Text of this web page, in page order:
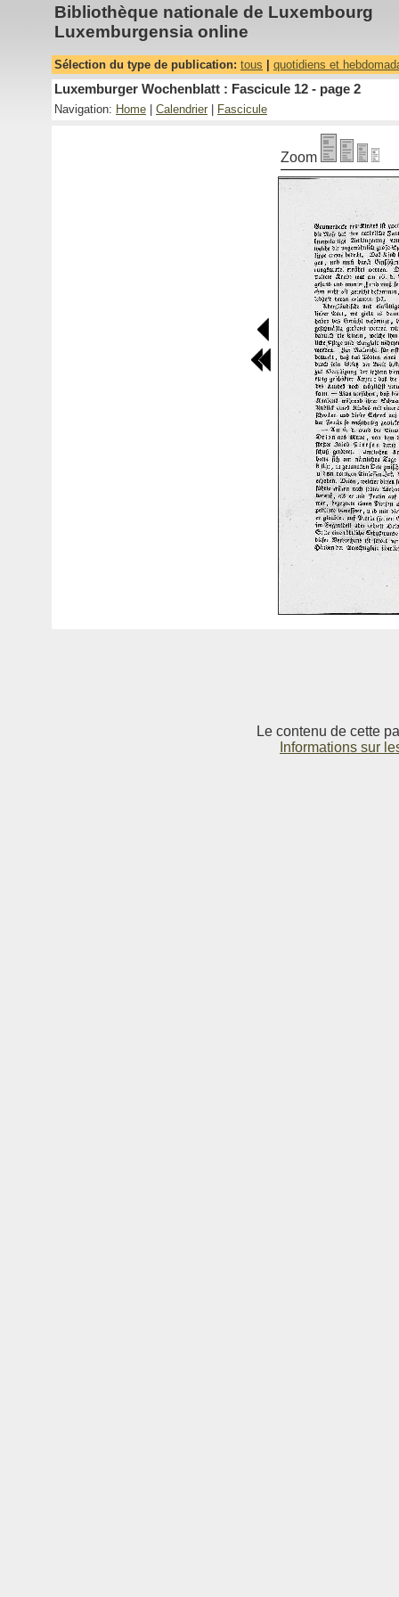
Bibliothèque nationale de Luxembourg
Luxemburgensia online
Sélection du type de publication: tous quotidiens et
Luxemburger Wochenblatt : Fascicule 12 - page 2
Navigation: Home Calendrier Fascicule
Zoom
Le contenu de cette
Informations sur